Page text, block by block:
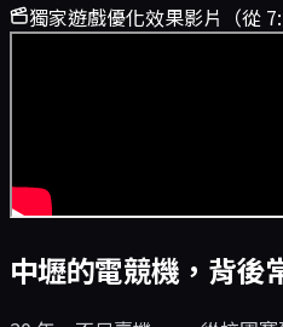
獨家遊戲優化效果影片（從
中壢的電競機，背後